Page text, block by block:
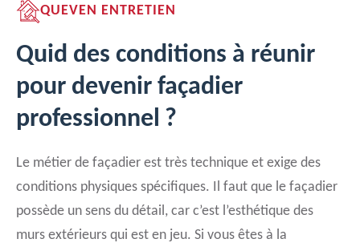
QUEVEN ENTRETIEN
Quid des conditions à réunir
pour devenir façadier
professionnel ?
Le métier de façadier est très technique et exige des
conditions physiques spécifiques. Il faut que le façadier
possède un sens du détail, car c’est l’esthétique des
murs extérieurs qui est en jeu. Si vous êtes à la